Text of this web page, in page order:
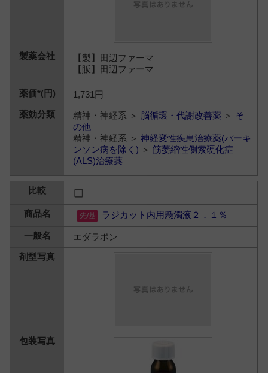
【製】田辺ファーマ
【販】田辺ファーマ
1,731円
精神・神経系 ＞ 脳循環・代謝改善薬 ＞ そ
の他
精神・神経系 ＞神経変性疾患治療薬(パーキ
ンソン病を除く) ＞ 筋萎縮性側索硬化症
(ALS)治療薬
ラジカット内用懸濁液２．１％
エダラボン